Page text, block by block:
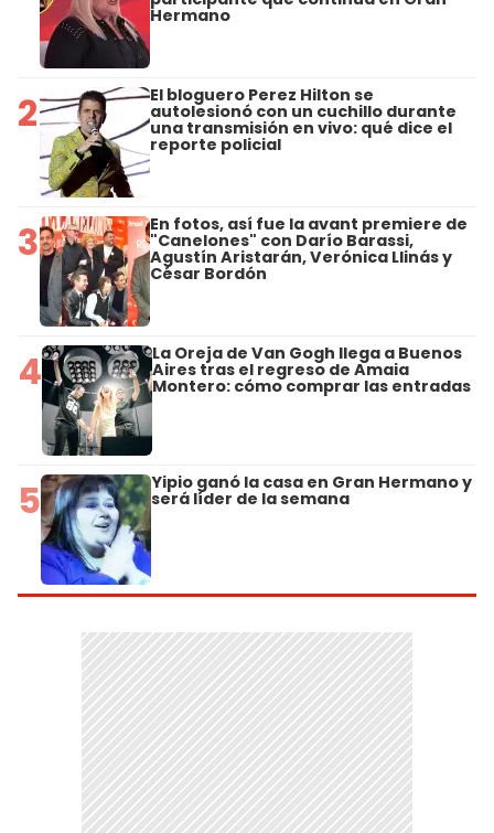
Hermano
2 El bloguero Perez Hilton se
autolesionó con un cuchillo durante
una transmisión en vivo: qué dice el
reporte policial
3 En fotos, así fue la avant premiere de
"Canelones" con Darío Barassi,
Agustín Aristarán, Verónica Llinás y
César Bordón
4 La Oreja de Van Gogh llega a Buenos
Aires tras el regreso de Amaia
Montero: cómo comprar las entradas
5 Yipio ganó la casa en Gran Hermano y
será líder de la semana